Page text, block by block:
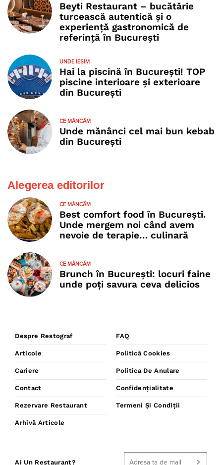
Beyti Restaurant – bucătărie
turcească autentică și o
experiență gastronomică de
referință în București
UNDE IEȘIM
Hai la piscină în București! TOP
piscine interioare și exterioare
din București
CE MÂNCĂM
Unde mănânci cel mai bun kebab
din București
Alegerea editorilor
CE MÂNCĂM
Best comfort food în București.
Unde mergem noi când avem
nevoie de terapie… culinară
CE MÂNCĂM
Brunch în București: locuri faine
unde poţi savura ceva delicios
Despre Restograf
Articole
Cariere
Contact
Rezervare Restaurant
Arhivă Articole
FAQ
Politică Cookies
Politica De Anulare
Confidențialitate
Termeni Și Condiții
Ai Un Restaurant?